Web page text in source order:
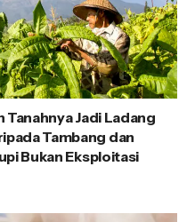
Tanahnya Jadi Ladang
Tambang dan
Bukan Eksploitasi